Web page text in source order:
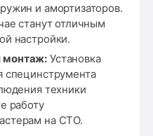
и амортизаторов.
станут отличным
настройки.
монтаж: Установка
специнструмента
техники
работу
на СТО.